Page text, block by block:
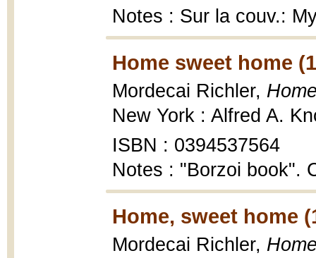
Notes : Sur la couv.:
Home sweet home
Mordecai Richler,
New York : Alfred A.
ISBN : 0394537564
Notes : "Borzoi book".
Home, sweet home
Mordecai Richler,